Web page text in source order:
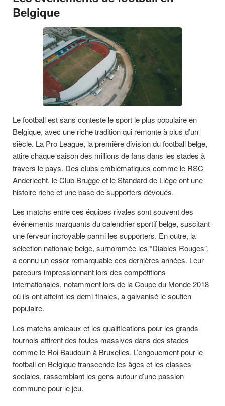
Belgique
Le football est sans conteste le sport le plus populaire en
Belgique, avec une riche tradition qui remonte à plus d’un
siècle. La Pro League, la première division du football belge,
attire chaque saison des millions de fans dans les stades à
travers le pays. Des clubs emblématiques comme le RSC
Anderlecht, le Club Brugge et le Standard de Liège ont une
histoire riche et une base de supporters dévoués.
Les matchs entre ces équipes rivales sont souvent des
événements marquants du calendrier sportif belge, suscitant
une ferveur incroyable parmi les supporters. En outre, la
sélection nationale belge, surnommée les “Diables Rouges”,
a connu un essor remarquable ces dernières années. Leur
parcours impressionnant lors des compétitions
internationales, notamment lors de la Coupe du Monde 2018
où ils ont atteint les demi-finales, a galvanisé le soutien
populaire.
Les matchs amicaux et les qualifications pour les grands
tournois attirent des foules massives dans des stades
comme le Roi Baudouin à Bruxelles. L’engouement pour le
football en Belgique transcende les âges et les classes
sociales, rassemblant les gens autour d’une passion
commune pour le jeu.